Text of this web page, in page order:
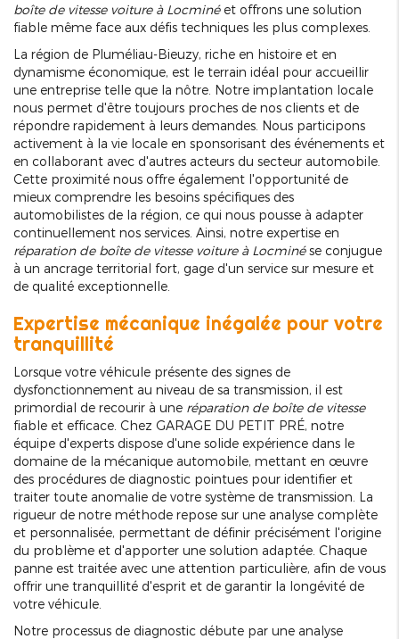
boîte de vitesse voiture à Locminéet offrons une solution
fiable même face aux défis techniques les plus complexes.
La région de Pluméliau-Bieuzy, riche en histoire et en
dynamisme économique, est le terrain idéal pour accueillir
une entreprise telle que la nôtre. Notre implantation locale
nous permet d'être toujours proches de nos clients et de
répondre rapidement à leurs demandes. Nous participons
activement à la vie locale en sponsorisant des événements et
en collaborant avec d'autres acteurs du secteur automobile.
Cette proximité nous offre également l'opportunité de
mieux comprendre les besoins spécifiques des
automobilistes de la région, ce qui nous pousse à adapter
continuellement nos services. Ainsi, notre expertise en
réparation de boîte de vitesse voiture à Locminése conjugue
à un ancrage territorial fort, gage d'un service sur mesure et
de qualité exceptionnelle.
Expertise mécanique inégalée pour votre
tranquillité
Lorsque votre véhicule présente des signes de
dysfonctionnement au niveau de sa transmission, il est
primordial de recourir à une réparation de boîte de vitesse
fiable et efficace. Chez GARAGE DU PETIT PRÉ, notre
équipe d'experts dispose d'une solide expérience dans le
domaine de la mécanique automobile, mettant en œuvre
des procédures de diagnostic pointues pour identifier et
traiter toute anomalie de votre système de transmission. La
rigueur de notre méthode repose sur une analyse complète
et personnalisée, permettant de définir précisément l'origine
du problème et d'apporter une solution adaptée. Chaque
panne est traitée avec une attention particulière, afin de vous
offrir une tranquillité d'esprit et de garantir la longévité de
votre véhicule.
Notre processus de diagnostic débute par une analyse